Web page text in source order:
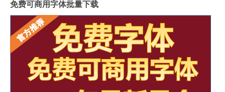
免费可商用字体批量下载